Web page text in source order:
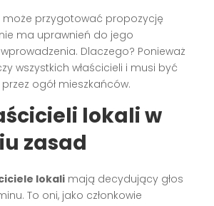
może przygotować propozycję
ma uprawnień do jego
Dlaczego? Ponieważ
wszystkich właścicieli i musi być
ogół mieszkańców.
lokali w
zasad
lokali mają decydujący głos
To oni, jako członkowie